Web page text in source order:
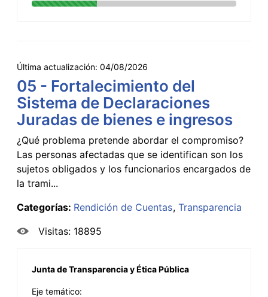
Última actualización: 04/08/2026
05 - Fortalecimiento del
Sistema de Declaraciones
Juradas de bienes e ingresos
¿Qué problema pretende abordar el compromiso?
Las personas afectadas que se identifican son los
sujetos obligados y los funcionarios encargados de
la trami...
Categorías: Rendición de Cuentas Transparencia
Visitas: 18895
Junta de Transparencia y Ética Pública
Eje temático: